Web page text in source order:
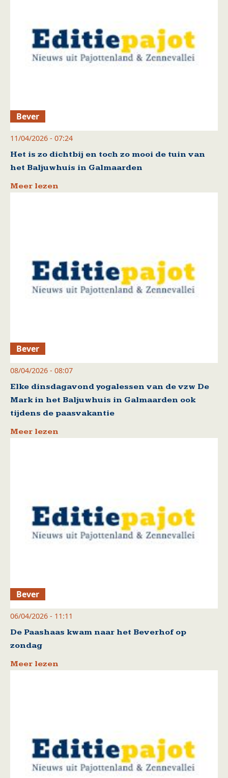
Bever
11/04/2026 - 07:24
Het is zo dichtbij en toch zo mooi de tuin van
het Baljuwhuis in Galmaarden
Meer lezen
Bever
08/04/2026 - 08:07
Elke dinsdagavond yogalessen van de vzw De
Mark in het Baljuwhuis in Galmaarden ook
tijdens de paasvakantie
Meer lezen
Bever
06/04/2026 - 11:11
De Paashaas kwam naar het Beverhof op
zondag
Meer lezen